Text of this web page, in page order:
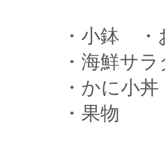
・小鉢 ・お
・海鮮サラ
・かに小丼
・果物